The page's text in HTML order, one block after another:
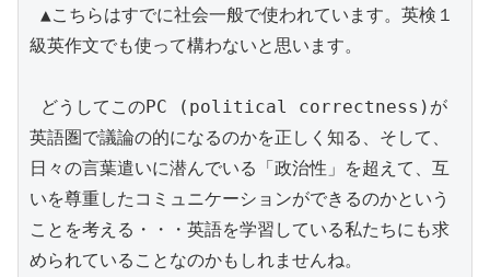
級英作文でも使って構わないと思います。
英語圏で議論の的になるのかを正しく知る、そして、
日々の言葉遣いに潜んでいる「政治性」を超えて、互
いを尊重したコミュニケーションができるのかという
ことを考える・・・英語を学習している私たちにも求
められていることなのかもしれませんね。